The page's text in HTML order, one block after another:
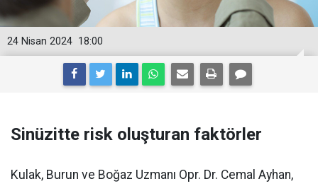
18:00
24 Nisan 2024
Sinüzitte risk oluşturan faktörler
Kulak, Burun ve Boğaz Uzmanı Opr. Dr. Cemal Ayhan,